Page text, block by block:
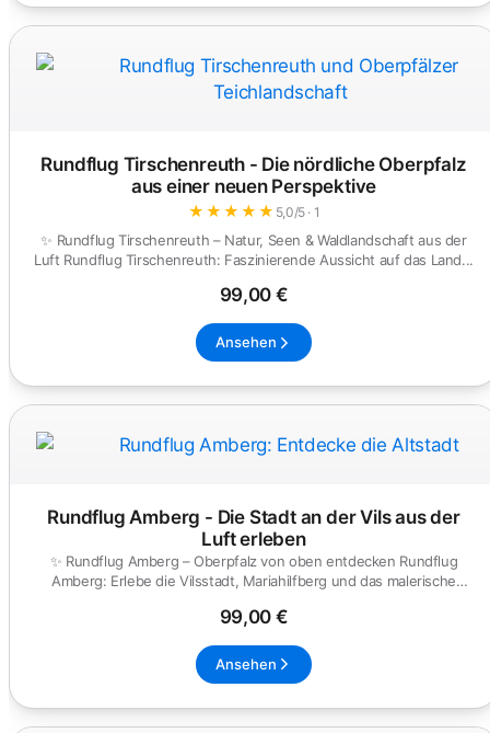
Rundflug Tirschenreuth - Die nördliche Oberpfalz
aus einer neuen Perspektive
★ ★ ★ ★ ★ 5,0/5 · 1
✨ Rundflug Tirschenreuth – Natur, Seen & Waldlandschaft aus der
Luft Rundflug Tirschenreuth: Faszinierende Aussicht auf das Land...
99,00 €
Ansehen
Rundflug Amberg - Die Stadt an der Vils aus der
Luft erleben
✨ Rundflug Amberg – Oberpfalz von oben entdecken Rundflug
Amberg: Erlebe die Vilsstadt, Mariahilfberg und das malerische
99,00 €
Ansehen